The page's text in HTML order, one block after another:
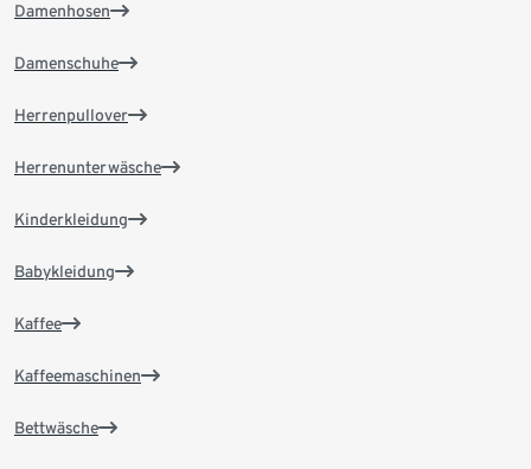
Damenhosen
Damenschuhe
Herrenpullover
Herrenunterwäsche
Kinderkleidung
Babykleidung
Kaffee
Kaffeemaschinen
Bettwäsche